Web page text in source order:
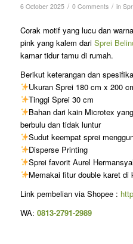
6 October 2025 / 0 Comments / in
Corak motif yang lucu dan
pink yang kalem dari Sprei
kamar tidur tamu di rumah.
Berikut keterangan dan
Ukuran Sprei 180 cm x 200
Tinggi Sprei 30 cm
Bahan dari kain Microtex
berbulu dan tidak luntur
Sudut keempat sprei
Disperse Printing
Sprei favorit Aurel
Memakai fitur double karet di
Link pembelian via Shopee :
WA: 0813-2791-2989